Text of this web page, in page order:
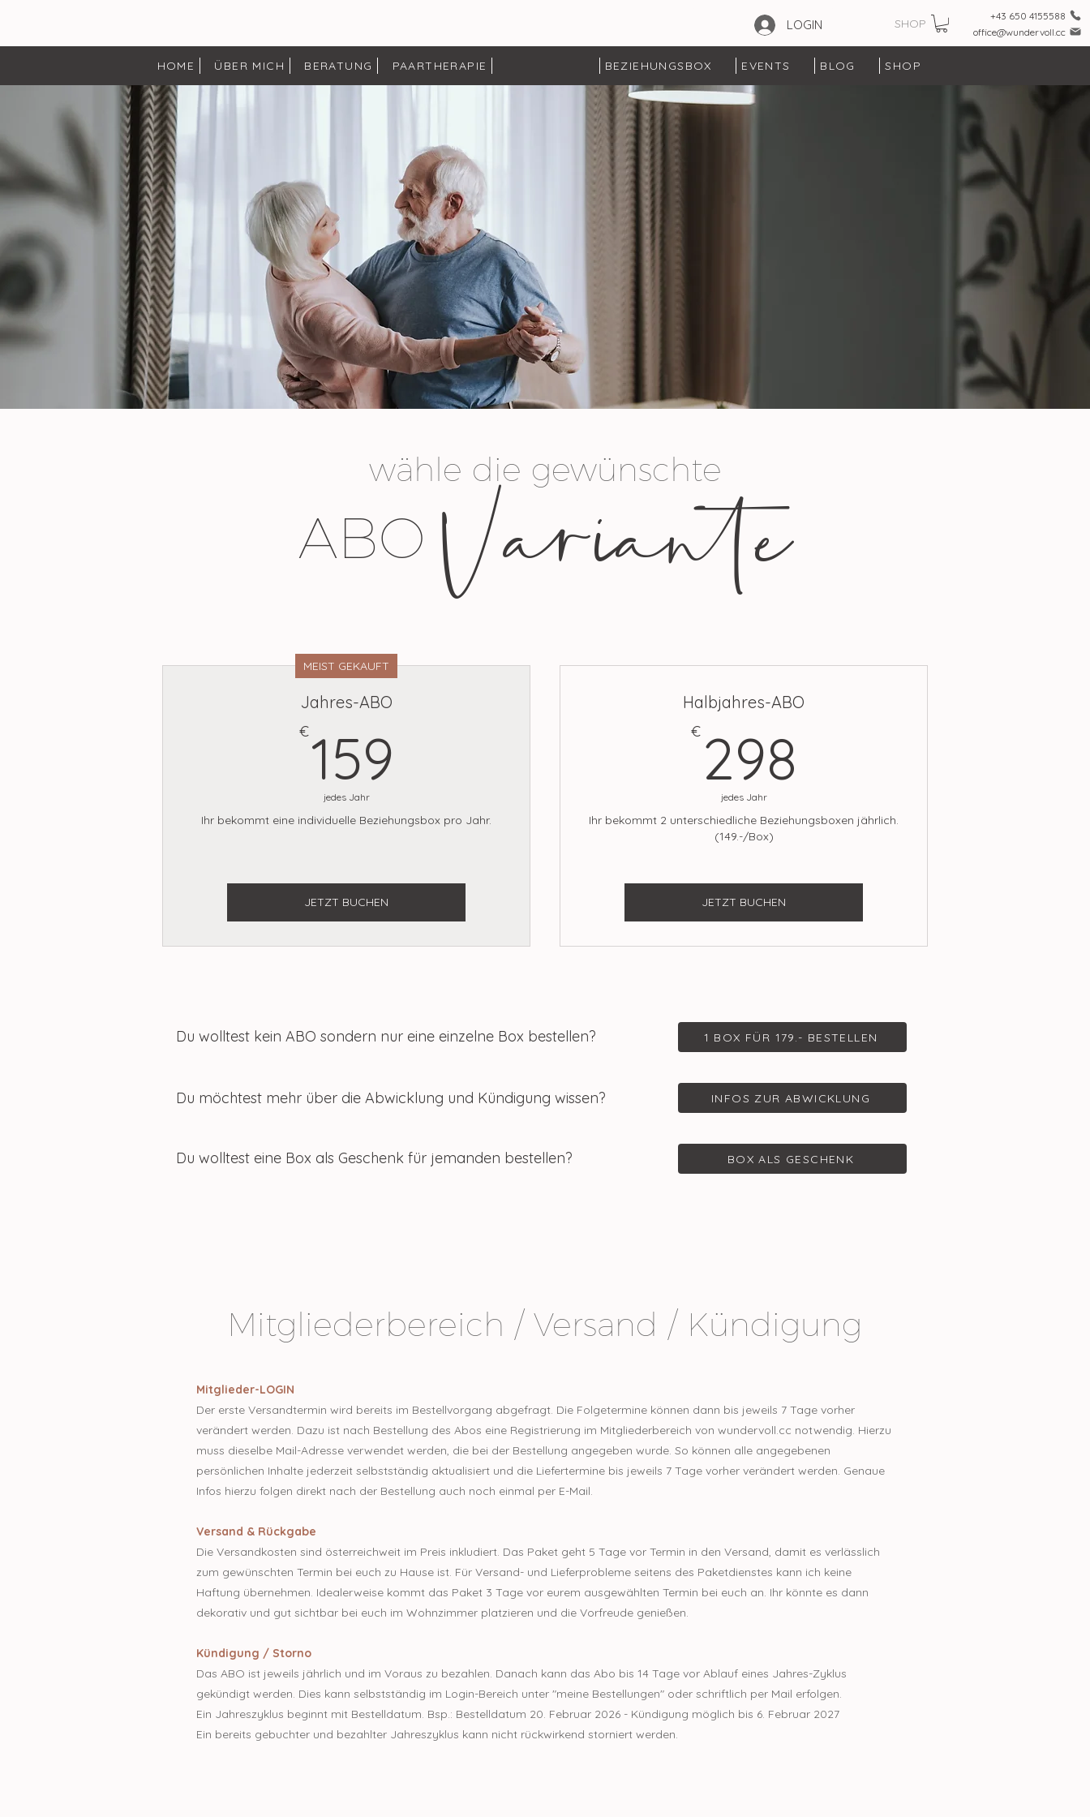
HOME ÜBER MICH BERATUNG PAARTHERAPIE BEZIEHUNGSBOX EVENTS BLOG SHOP
LOGIN SHOP
+43 650 4155588
office@wundervoll.cc
wähle die gewünschte
ABO Variante
MEIST GEKAUFT
Jahres-ABO
€159
jedes Jahr
Ihr bekommt eine individuelle Beziehungsbox pro Jahr.
JETZT BUCHEN
Halbjahres-ABO
€ 298
jedes Jahr
Ihr bekommt 2 unterschiedliche Beziehungsboxen jährlich.
(149.-/Box)
JETZT BUCHEN
Du wolltest kein ABO sondern nur eine einzelne Box bestellen? 1 BOX FÜR 179.- BESTELLEN
Du möchtest mehr über die Abwicklung und Kündigung wissen? INFOS ZUR ABWICKLUNG
Du wolltest eine Box als Geschenk für jemanden bestellen? BOX ALS GESCHENK
Mitgliederbereich / Versand / Kündigung
Mitglieder-LOGIN
Der erste Versandtermin wird bereits im Bestellvorgang abgefragt. Die Folgetermine können dann bis jeweils 7 Tage vorher
verändert werden. Dazu ist nach Bestellung des Abos eine Registrierung im Mitgliederbereich von wundervoll.cc notwendig. Hierzu
muss dieselbe Mail-Adresse verwendet werden, die bei der Bestellung angegeben wurde. So können alle angegebenen
persönlichen Inhalte jederzeit selbstständig aktualisiert und die Liefertermine bis jeweils 7 Tage vorher verändert werden. Genaue
Infos hierzu folgen direkt nach der Bestellung auch noch einmal per E-Mail.
Versand & Rückgabe
Die Versandkosten sind österreichweit im Preis inkludiert. Das Paket geht 5 Tage vor Termin in den Versand, damit es verlässlich
zum gewünschten Termin bei euch zu Hause ist. Für Versand- und Lieferprobleme seitens des Paketdienstes kann ich keine
Haftung übernehmen. Idealerweise kommt das Paket 3 Tage vor eurem ausgewählten Termin bei euch an. Ihr könnte es dann
dekorativ und gut sichtbar bei euch im Wohnzimmer platzieren und die Vorfreude genießen.
Kündigung / Storno
Das ABO ist jeweils jährlich und im Voraus zu bezahlen. Danach kann das Abo bis 14 Tage vor Ablauf eines Jahres-Zyklus
gekündigt werden. Dies kann selbstständig im Login-Bereich unter "meine Bestellungen" oder schriftlich per Mail erfolgen.
Ein Jahreszyklus beginnt mit Bestelldatum. Bsp.: Bestelldatum 20. Februar 2026 - Kündigung möglich bis 6. Februar 2027
Ein bereits gebuchter und bezahlter Jahreszyklus kann nicht rückwirkend storniert werden.